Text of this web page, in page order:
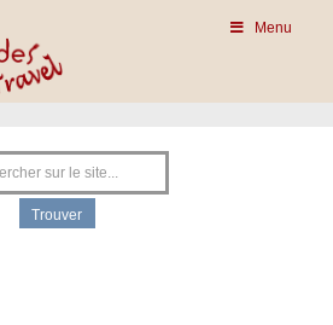
Menu